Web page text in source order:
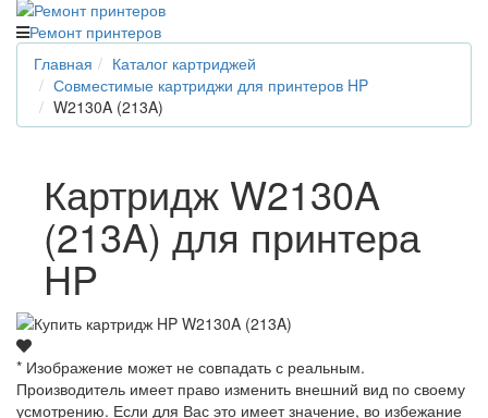
Ремонт принтеров
Главная
Каталог картриджей
Совместимые картриджи для принтеров HP
W2130A (213A)
Картридж W2130A
(213A) для принтера
HP
* Изображение может не совпадать с реальным.
Производитель имеет право изменить внешний вид по своему
усмотрению. Если для Вас это имеет значение, во избежание